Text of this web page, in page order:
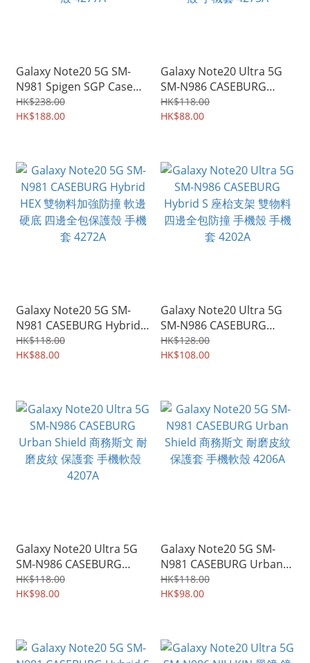
Galaxy Note20 5G SM-
N981 Spigen SGP Case
Ultra Hybrid 軍用級防撞
軟邊透明硬底保護殼 手機
HK$238.00
HK$188.00
Galaxy Note20 Ultra 5G
SM-N986 CASEBURG
Hybrid HEX 雙物料加強防
撞 軟邊硬底 四邊全包保護
HK$118.00
HK$88.00
Galaxy Note20 5G SM-
N981 CASEBURG Hybrid
HEX 雙物料加強防撞 軟邊
硬底 四邊全包保護殼 手機
HK$118.00
HK$88.00
Galaxy Note20 Ultra 5G
SM-N986 CASEBURG
Hybrid S 座枱支架 雙物料
四邊全包防撞 手機殼 手機
HK$128.00
HK$108.00
Galaxy Note20 Ultra 5G
SM-N986 CASEBURG
Urban Shield 商務斯文 耐
磨皮紋 保護套 手機軟殼
HK$118.00
HK$98.00
Galaxy Note20 5G SM-
N981 CASEBURG Urban
Shield 商務斯文 耐磨皮紋
保護套 手機軟殼 4206A
HK$118.00
HK$98.00